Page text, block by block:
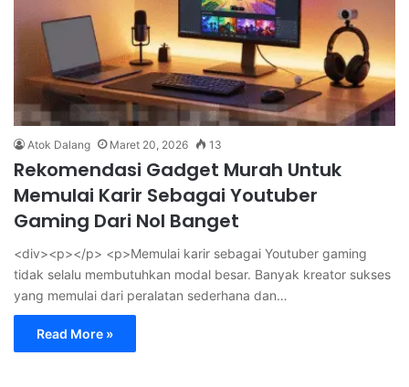
Atok Dalang Maret 20, 2026 13
Rekomendasi Gadget Murah Untuk
Memulai Karir Sebagai Youtuber
Gaming Dari Nol Banget
<div><p></p> <p>Memulai karir sebagai Youtuber gaming
tidak selalu membutuhkan modal besar. Banyak kreator sukses
yang memulai dari peralatan sederhana dan…
Read More »